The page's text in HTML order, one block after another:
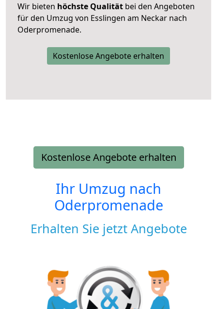
Wir bieten höchste Qualität bei den Angeboten
für den Umzug von Esslingen am Neckar nach
Oderpromenade.
Kostenlose Angebote erhalten
Kostenlose Angebote erhalten
Ihr Umzug nach
Oderpromenade
Erhalten Sie jetzt Angebote